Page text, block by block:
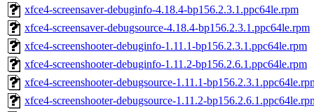
xfce4-screensaver-debuginfo-4.18.4-bp156.2.3.1.ppc64le.rpm
xfce4-screensaver-debugsource-4.18.4-bp156.2.3.1.ppc64le.rpm
xfce4-screenshooter-debuginfo-1.11.1-bp156.2.3.1.ppc64le.rpm
xfce4-screenshooter-debuginfo-1.11.2-bp156.2.6.1.ppc64le.rpm
xfce4-screenshooter-debugsource-1.11.1-
xfce4-screenshooter-debugsource-1.11.2-